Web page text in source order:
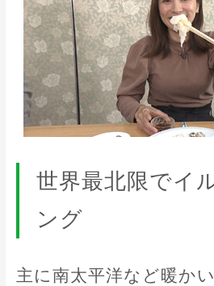
世界最北限でイ
ング
主に南太平洋など暖か